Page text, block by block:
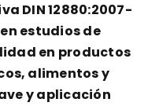
DIN 12880:2007-
estudios de
en productos
alimentos y
y aplicación